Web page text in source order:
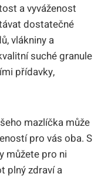
a vyváženost
dostatečné
vlákniny a
suché granule
přídavky,
mazlíčka může
pro vás oba. S
můžete pro ni
plný zdraví a